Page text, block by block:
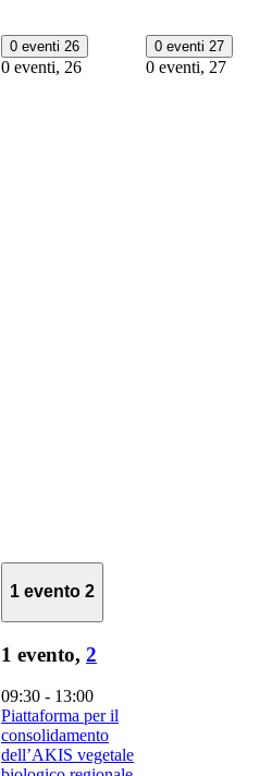
0 eventi 26
0 eventi, 26
0 eventi 27
0 eventi, 27
1 evento 2
1 evento, 2
09:30 - 13:00
Piattaforma per il
consolidamento
dell’AKIS vegetale